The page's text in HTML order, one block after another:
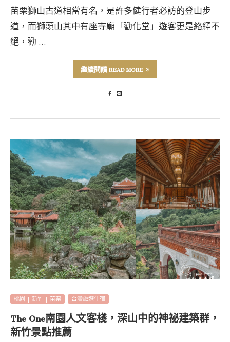
苗栗獅山古道相當有名，是許多健行者必訪的登山步
道，而獅頭山其中有座寺廟「勸化堂」遊客更是絡繹不
絕，勸 …
繼續閱讀 READ MORE
桃園 | 新竹 | 苗栗 台灣旅遊住宿
The One南園人文客棧，深山中的神祕建築群，
新竹景點推薦